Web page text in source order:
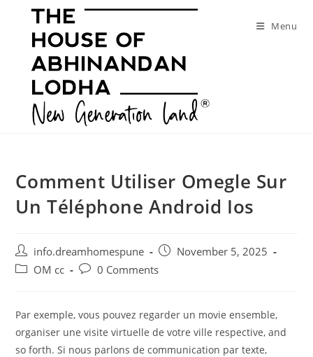
Menu
Comment Utiliser Omegle Sur
Un Téléphone Android Ios
Post
author:
info.dreamhomespune
PostNovember 5, 2025
PostOM cc
Post0 Comments
Par exemple, vous pouvez regarder un movie ensemble,
organiser une visite virtuelle de votre ville respective, and
so forth. Si nous parlons de communication par texte,